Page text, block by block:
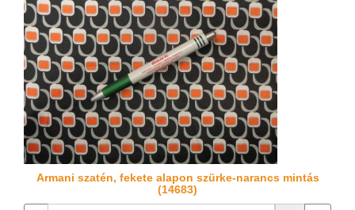
Armani szatén, fekete alapon szürke-narancs mintás
(14683)